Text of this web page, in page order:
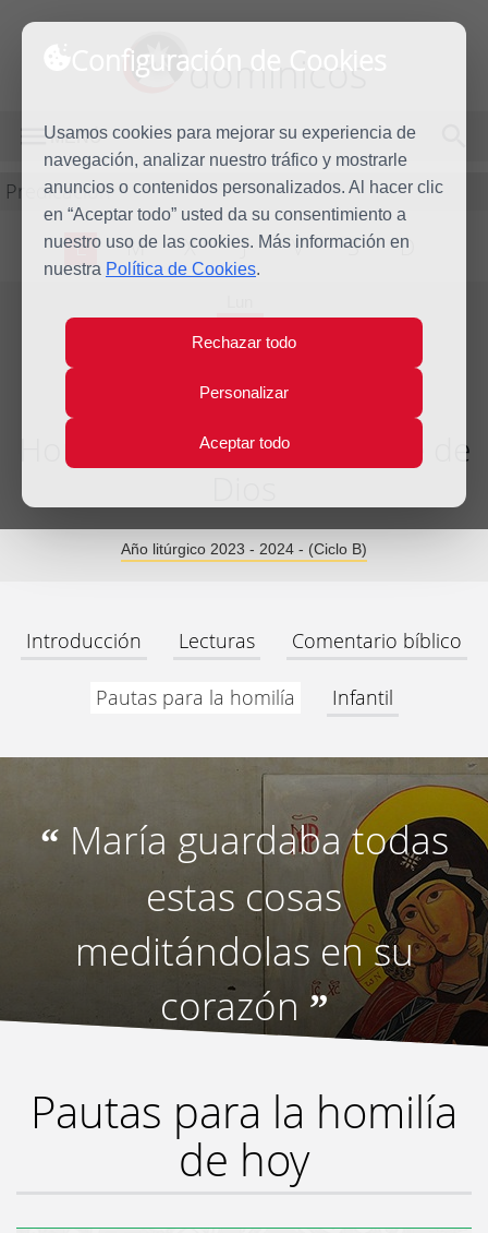
Configuración de Cookies
Usamos cookies para mejorar su experiencia de
navegación, analizar nuestro tráfico y mostrarle
anuncios o contenidos personalizados. Al hacer clic
en “Aceptar todo” usted da su consentimiento a
nuestro uso de las cookies. Más información en
nuestra Política de Cookies.
Rechazar todo
Personalizar
Aceptar todo
dominicos
MENÚ
Predicación
L M X J V S D
1
Ene
Homilía Santa María, Madre de
Año litúrgico 2023 - 2024 - (Ciclo B)
Introducción Lecturas Comentario bíblico
Pautas para la homilía Infantil
“ María guardaba todas
estas cosas
meditándolas en su
corazón ”
Pautas para la homilía
de hoy